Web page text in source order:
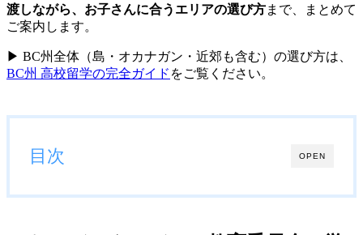
渡しながら、お子さんに合うエリアの選び方まで、まとめて
ご案内します。
▶ BC州全体（島・オカナガン・近郊も含む）の選び方は、
BC州 高校留学の完全ガイド をご覧ください。
OPEN
目次